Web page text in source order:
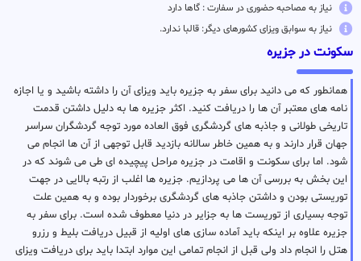
نیاز به مصاحبه حضوری در سفارت : گاها دارد
نیاز به سوابق ویزای کشورهای دیگر: قالبا ندارد.
سکونت در جزیره
همانطور که می دانید برای سفر به جزیره باید ویزای آن را داشته باشید و یا اجازه
نامه های معتبر آن ها را دریافت کنید. اکثر جزیره ها به دلیل داشتن قدمت
تاریخی طولانی و جاذبه های گردشگری فوق العاده مورد توجه گردشگران سراسر
جهان قرار دارند و به همین خاطر سالانه بازدید قابل توجهی از آن ها انجام می
شود. اما برای سکونت و اقامت در جزیره مراحل پیچیده ای طی می شوند که در
این بخش به بررسی آن ها می پردازیم. جزیره ها اغلب از رتبه بالایی در جهت
توریستی بودن و داشتن جاذبه های گردشگری برخوردار بوده و به همین علت
توجه بسیاری از توریست ها به جزایر در دنیا معطوف شده است. برای سفر به
جزیره علاوه بر اینکه باید آماده سازی های اولیه از قبیل دریافت بلیط و رزرو
هتل را انجام داد ولی قبل از انجام تمامی این موارد ابتدا باید برای دریافت ویزای